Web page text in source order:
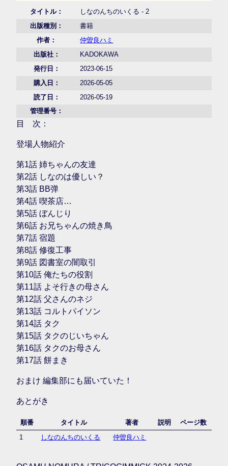
タイトル：
しなのんちのいくる - 2
出版種別：
書籍
作者：
仲曽良ハミ
出版社：
KADOKAWA
発行日：
2023-06-15
購入日：
2026-05-05
読了日：
2026-05-19
管理番号：
目 次：
登場人物紹介
第1話 姉ちゃんの友達
第2話 しなのは優しい？
第3話 BB弹
第4話 喫茶店…
第5話 ぼんじり
第6話 お兄ちゃんの焼き鳥
第7話 宿題
第8話 修復工事
第9話 図書室の闇取引
第10話 俺たちの役割
第11話 よそ行きの母さん
第12話 父さんのネジ
第13話 コルトパイソン
第14話 タク
第15話 タクのじいちゃん
第16話 タクのお母さん
第17話 餅まき
おまけ 編集部にも届いていた！
あとがき
順番 タイトル 著者 説明
ページ数
1
しなのんちのいくる 仲曽良ハミ